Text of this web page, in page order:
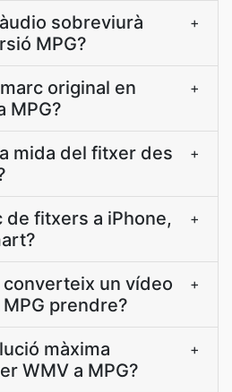
sobreviurà
MPG?
+
original en
MPG?
+
mida del fitxer des
+
de fitxers a iPhone,
+
un vídeo
prendre?
+
màxima
WMV a MPG?
+